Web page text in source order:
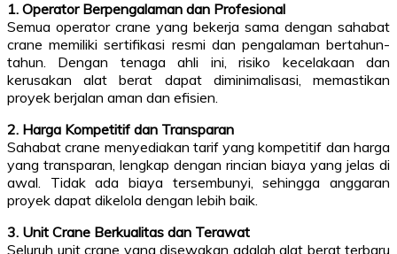
1. Operator Berpengalaman dan Profesional
Semua operator crane yang bekerja sama dengan sahabat
crane memiliki sertifikasi resmi dan pengalaman bertahun-
tahun. Dengan tenaga ahli ini, risiko kecelakaan dan
kerusakan alat berat dapat diminimalisasi, memastikan
proyek berjalan aman dan efisien.
2. Harga Kompetitif dan Transparan
Sahabat crane menyediakan tarif yang kompetitif dan harga
yang transparan, lengkap dengan rincian biaya yang jelas di
awal. Tidak ada biaya tersembunyi, sehingga anggaran
proyek dapat dikelola dengan lebih baik.
3. Unit Crane Berkualitas dan Terawat
Seluruh unit crane yang disewakan adalah alat berat terbaru